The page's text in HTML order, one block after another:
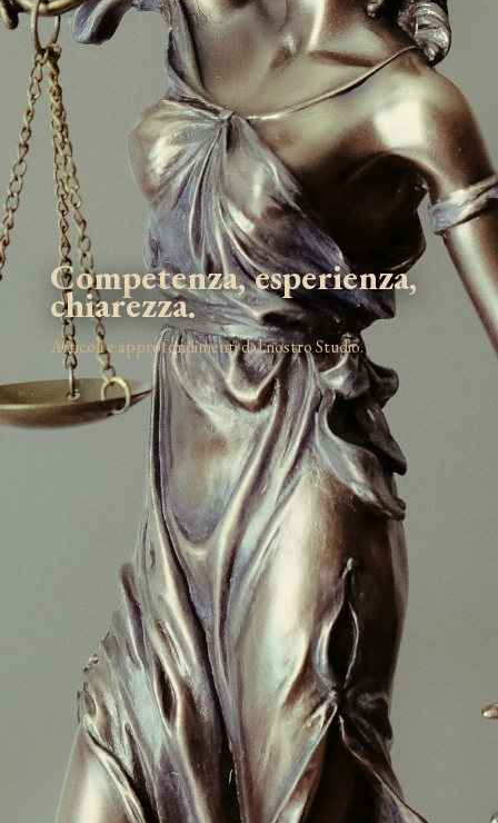
Competenza, esperienza,
chiarezza.
Articoli e approfondimenti dal nostro Studio.